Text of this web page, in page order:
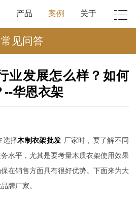
产品 案例 关于
常见问答
业发展怎么样？如何
--华恩衣架
选择木制衣架批发 厂家时，要了解不同
水平，尤其是要考量木质衣架使用效果
在销售方面具有很好优势。下面来为大
牌厂家。